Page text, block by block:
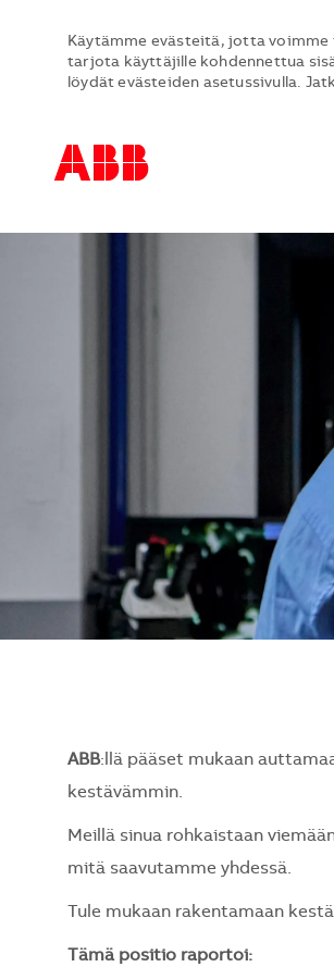
Käytämme evästeitä, jotta
tarjota käyttäjille kohdennettua
löydät evästeiden asetussivulla.
ABB:llä pääset mukaan
kestävämmin.
Meillä sinua rohkaistaan
mitä saavutamme yhdessä.
Tule mukaan rakentamaan
Tämä positio raportoi: